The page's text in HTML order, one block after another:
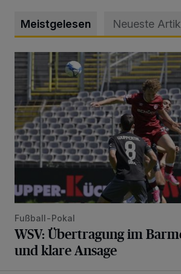
Meistgelesen Neueste
WSV: Übertragung im Barmer
Fußball-Pokal
WSV: Übertragung im
und klare Ansage